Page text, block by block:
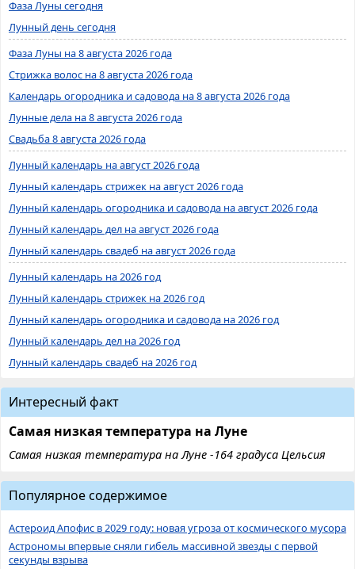
Фаза Луны сегодня
Лунный день сегодня
Фаза Луны на 8 августа 2026 года
Стрижка волос на 8 августа 2026 года
Календарь огородника и садовода на 8 августа 2026 года
Лунные дела на 8 августа 2026 года
Свадьба 8 августа 2026 года
Лунный календарь на август 2026 года
Лунный календарь стрижек на август 2026 года
Лунный календарь огородника и садовода на август 2026 года
Лунный календарь дел на август 2026 года
Лунный календарь свадеб на август 2026 года
Лунный календарь на 2026 год
Лунный календарь стрижек на 2026 год
Лунный календарь огородника и садовода на 2026 год
Лунный календарь дел на 2026 год
Лунный календарь свадеб на 2026 год
Интересный факт
Самая низкая температура на Луне
Самая низкая температура на Луне -164 градуса Цельсия
Популярное содержимое
Астероид Апофис в 2029 году: новая угроза от космического мусора
Астрономы впервые сняли гибель массивной звезды с первой
секунды взрыва